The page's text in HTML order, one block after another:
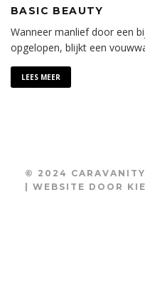
BASIC BEAUTY
Wanneer manlief door een
opgelopen, blijkt een
LEES MEER
© 2024
| WEBSITE DOOR